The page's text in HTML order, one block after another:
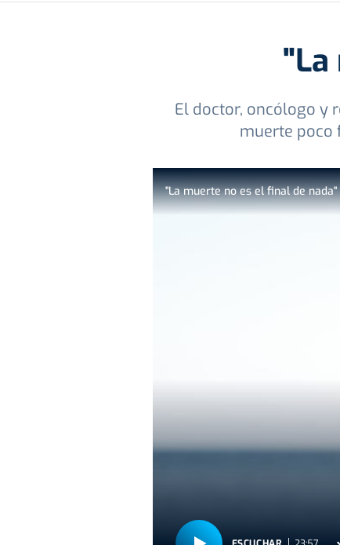
"La
El doctor, oncólogo y
muerte poco
"La muerte no es el final de nada"